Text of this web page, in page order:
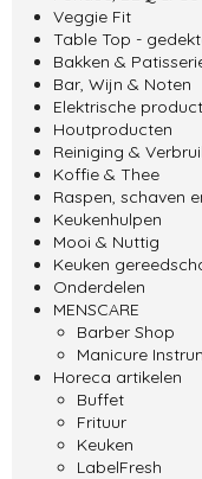
Veggie Fit
Table Top -
Bakken &
Bar, Wijn & Noten
Elektrische
Houtproducten
Reiniging &
Koffie & Thee
Raspen, schaven
Keukenhulpen
Mooi & Nuttig
Keuken
Onderdelen
MENSCARE
Barber Shop
Manicure
Horeca artikelen
Buffet
Frituur
Keuken
LabelFresh